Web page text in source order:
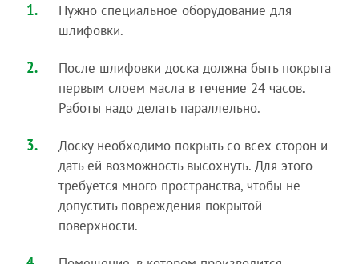
Нужно специальное оборудование для
шлифовки.
После шлифовки доска должна быть покрыта
первым слоем масла в течение 24 часов.
Работы надо делать параллельно.
Доску необходимо покрыть со всех сторон и
дать ей возможность высохнуть. Для этого
требуется много пространства, чтобы не
допустить повреждения покрытой
поверхности.